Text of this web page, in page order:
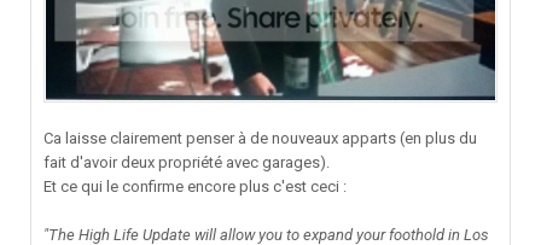
Ca laisse clairement penser à de nouveaux apparts (en plus du
fait d'avoir deux propriété avec garages).
Et ce qui le confirme encore plus c'est ceci :
"The High Life Update will allow you to expand your foothold in Los